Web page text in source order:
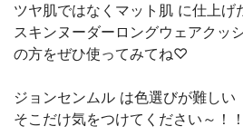
ツヤ肌ではなくマット肌 に仕上げ
スキンヌーダーロングウェアクッ
の方をぜひ使ってみてね♡
ジョンセンムル は色選びが難しい
そこだけ気をつけてください～！！